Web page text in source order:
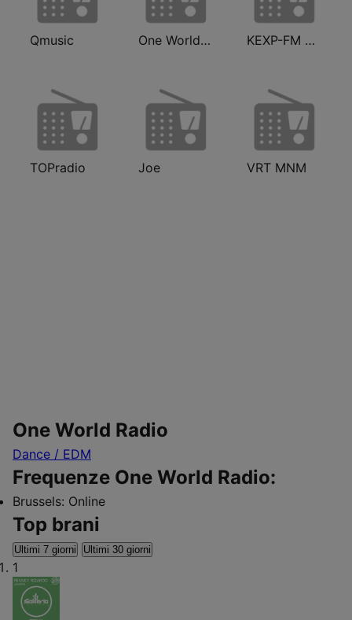
Qmusic One World Radio UK KEXP-FM 90.3
TOPradio Joe VRT MNM
One World Radio
Dance / EDM
Frequenze One World Radio:
Brussels: Online
Top brani
Ultimi 7 giorni Ultimi 30 giorni
1